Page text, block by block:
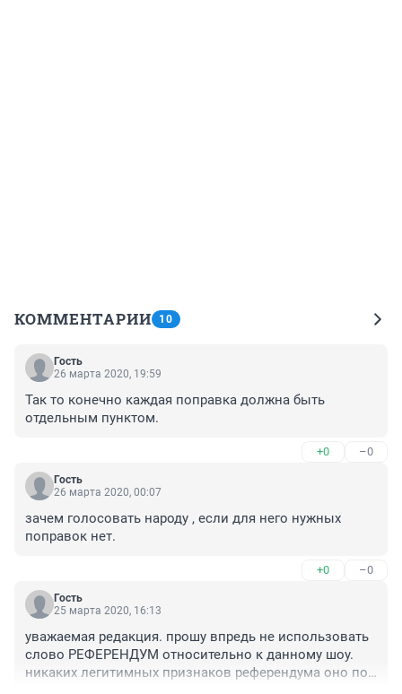
КОММЕНТАРИИ 10
Гость
26 марта 2020, 19:59
Так то конечно каждая поправка должна быть
отдельным пунктом.
+0 –0
Гость
26 марта 2020, 00:07
зачем голосовать народу , если для него нужных
поправок нет.
+0 –0
Гость
25 марта 2020, 16:13
уважаемая редакция. прошу впредь не использовать
слово РЕФЕРЕНДУМ относительно к данному шоу.
никаких легитимных признаков референдума оно под